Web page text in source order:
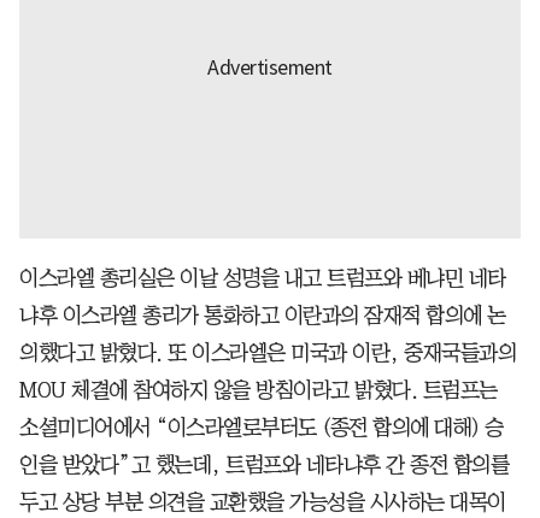
이스라엘 총리실은 이날 성명을 내고 트럼프와 베냐민 네타
냐후 이스라엘 총리가 통화하고 이란과의 잠재적 합의에 논
의했다고 밝혔다. 또 이스라엘은 미국과 이란, 중재국들과의
MOU 체결에 참여하지 않을 방침이라고 밝혔다. 트럼프는
소셜미디어에서 “이스라엘로부터도 (종전 합의에 대해) 승
인을 받았다”고 했는데, 트럼프와 네타냐후 간 종전 합의를
두고 상당 부분 의견을 교환했을 가능성을 시사하는 대목이